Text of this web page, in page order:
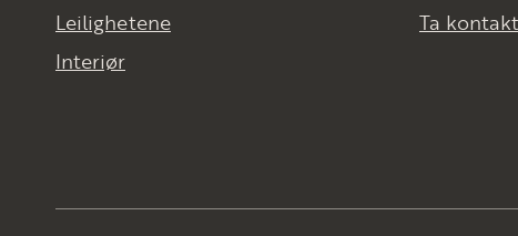
Leilighetene
Interiør
Ta kontakt